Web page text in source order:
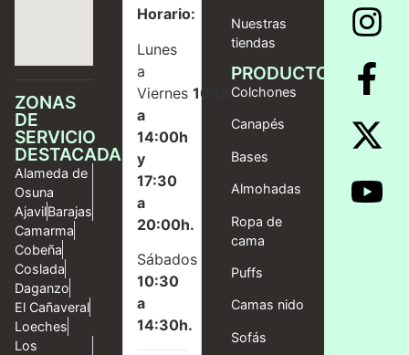
ZONAS
DE
SERVICIO
DESTACADAS
Alameda de
Osuna
AjavilBarajas
Camarma
Cobeña
Coslada
Daganzo
El Cañaveral
Loeches
Los
Horario:
Lunes
a
Viernes10:00
a
14:00h
y
17:30
a
20:00h.
Sábados
10:30
a
14:30h.
Nuestras
tiendas
PRODUCTOS
Colchones
Canapés
Bases
Almohadas
Ropa de
cama
Puffs
Camas nido
Sofás